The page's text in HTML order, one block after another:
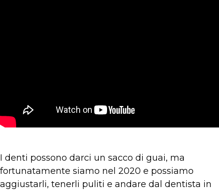
I denti possono darci un sacco di guai, ma
fortunatamente siamo nel 2020 e possiamo
aggiustarli, tenerli puliti e andare dal dentista in